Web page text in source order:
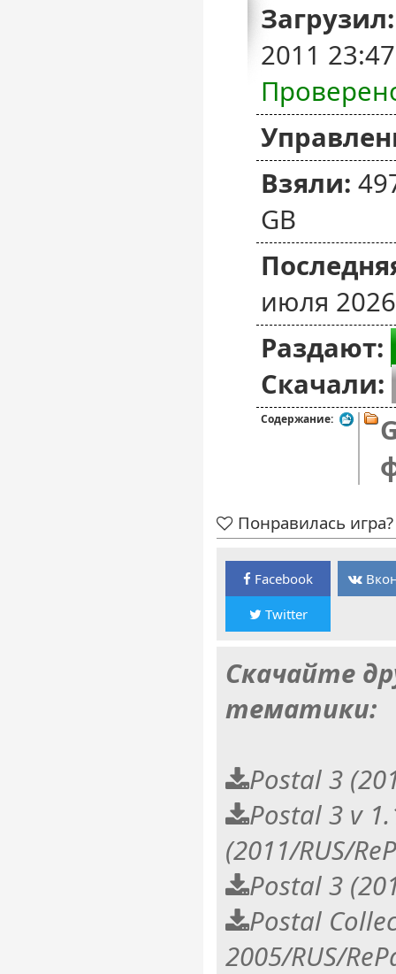
Загрузил:
2011
Взяли:
GB
июля
Раздают:
Скачали:
Содержание:
Понравилась
Facebook
Twitter
Скачайте
тематики:
Postal 3
Postal 3 v
(2011/RUS/
Postal 3
Postal
2005/RUS/